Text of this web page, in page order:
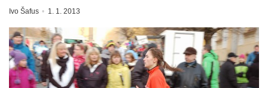
Ivo Šafus 1. 1. 2013